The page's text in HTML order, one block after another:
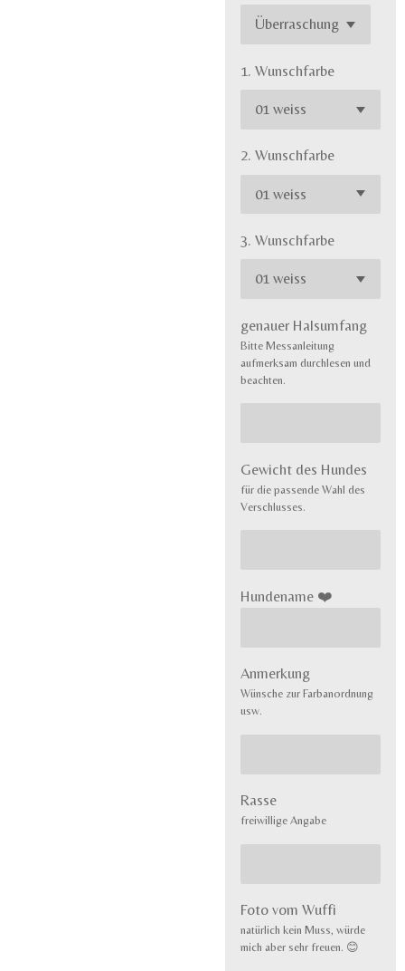
1. Wunschfarbe
2. Wunschfarbe
3. Wunschfarbe
genauer Halsumfang
Bitte Messanleitung
aufmerksam durchlesen und
beachten.
Gewicht des Hundes
für die passende Wahl des
Verschlusses.
Hundename ❤️
Anmerkung
Wünsche zur Farbanordnung
usw.
Rasse
freiwillige Angabe
Foto vom Wuffi
natürlich kein Muss, würde
mich aber sehr freuen. 😊